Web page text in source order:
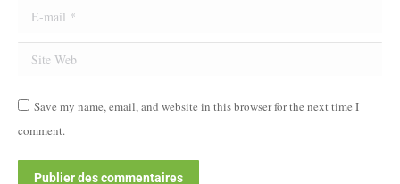
E-mail *
Site Web
Save my name, email, and website in this browser for the next time I
comment.
Publier des commentaires